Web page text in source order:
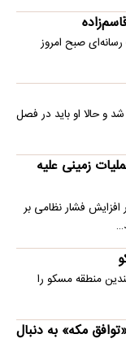
صبح امروز
و حالا او باید در فصل
زمینی علیه
افزایش فشار نظامی بر
منطقه مسکو را
مکه» به دنبال